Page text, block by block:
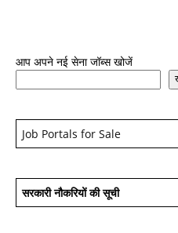
आप अपने नई सेना जॉब्स खोजें
Job Portals for Sale
सरकारी नौकरियों की सूची